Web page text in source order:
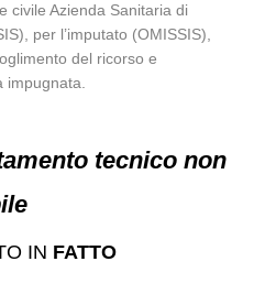
civile Azienda Sanitaria di
per l’imputato (OMISSIS),
del ricorso e
impugnata.
tecnico non
IN FATTO